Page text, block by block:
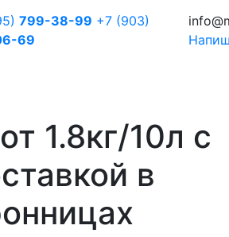
799-38-99 +7 (903)
69
1.8кг/10л с
в